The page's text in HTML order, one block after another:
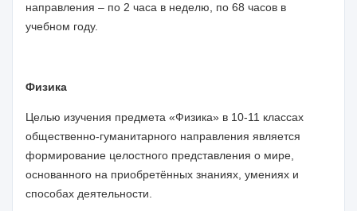
направления – по 2 часа в неделю, по 68 часов в
учебном году.
Физика
Целью изучения предмета «Физика» в 10-11 классах
общественно-гуманитарного направления является
формирование целостного представления о мире,
основанного на приобретённых знаниях, умениях и
способах деятельности